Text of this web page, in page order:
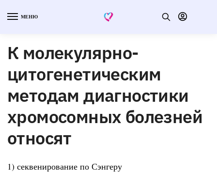
МЕНЮ
К молекулярно-
цитогенетическим
методам диагностики
хромосомных болезней
относят
1) секвенирование по Сэнгеру